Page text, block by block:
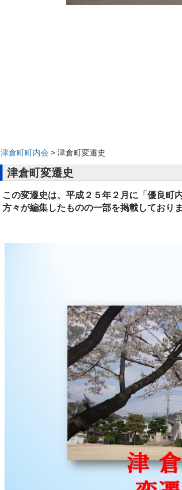
津倉町町内会 > 津倉町変遷史
津倉町変遷史
この変遷史は、平成２５年２月に「優良町
方々が編集したものの一部を掲載しておりま